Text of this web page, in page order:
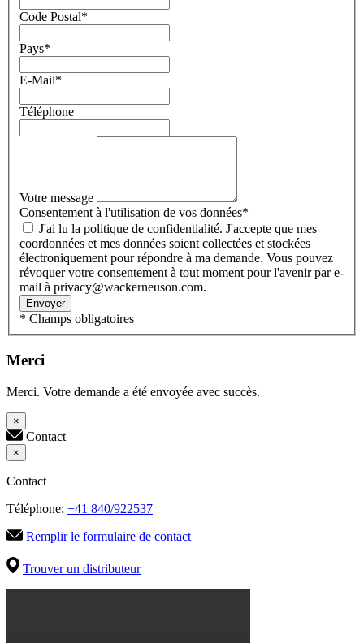
Code Postal*
Pays*
E-Mail*
Téléphone
Votre message
Consentement à l'utilisation de vos données*
coordonnées et mes données soient collectées et stockées
électroniquement pour répondre à ma demande. Vous pouvez
révoquer votre consentement à tout moment pour l'avenir par e-
mail à privacy@wackerneuson.com.
Envoyer
* Champs obligatoires
Merci
Merci. Votre demande a été envoyée avec succès.
×
Contact
×
Contact
Téléphone: +41 840/922537
Remplir le formulaire de contact
Trouver un distributeur